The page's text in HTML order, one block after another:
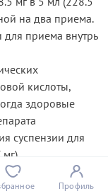
на два приема.
приема внутрь
кислоты,
здоровые
суспензии для
и
Профиль